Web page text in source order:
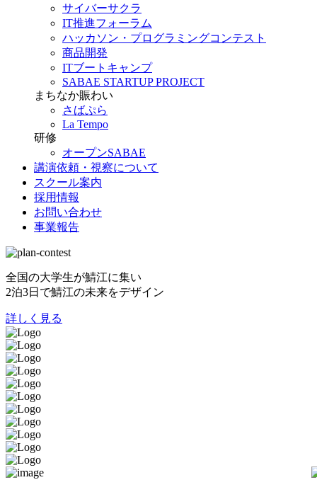
サイバーサクラ
IT推進フォーラム
ハッカソン・プログラミングコンテスト
商品開発
ITブートキャンプ
SABAE STARTUP PROJECT
まちなか賑わい
さばぷら
La Tempo
研修
オープンSABAE
講演依頼・視察について
スクール案内
採用情報
お問い合わせ
事業報告
全国の大学生が鯖江に集い
2泊3日で鯖江の未来をデザイン
詳しく見る